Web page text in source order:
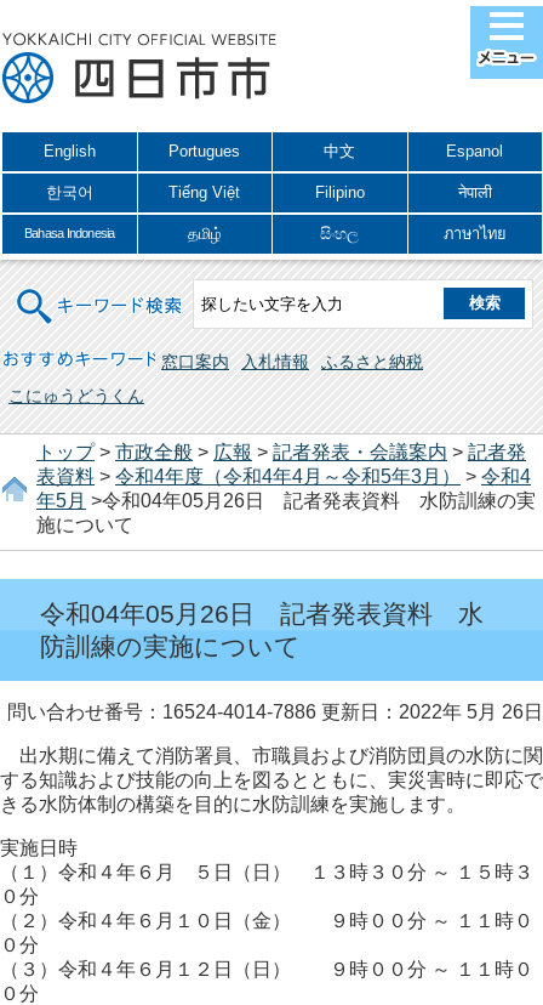
English Portugues 中文 Espanol
한국어 Tiếng Việt Filipino नेपाली
Bahasa Indonesia தமிழ் සිංහල ภาษาไทย
キーワード検索
おすすめキーワード 窓口案内 入札情報
ふるさと納税
こにゅうどうくん
トップ> 市政全般 > 広報 > 記者発表・会議案内 > 記者発
表資料 > 令和4年度（令和4年4月～令和5年3月） > 令和4
年5月 >令和04年05月26日 記者発表資料 水防訓練の実
施について
令和04年05月26日 記者発表資料 水
防訓練の実施について
問い合わせ番号：16524-4014-7886 更新日：2022年 5月 26日
出水期に備えて消防署員、市職員および消防団員の水防に関
する知識および技能の向上を図るとともに、実災害時に即応で
きる水防体制の構築を目的に水防訓練を実施します。
実施日時
（１）令和４年６月 ５日（日） １３時３０分 ～ １５時３
０分
（２）令和４年６月１０日（金） ９時００分 ～ １１時０
０分
（３）令和４年６月１２日（日） ９時００分 ～ １１時０
０分